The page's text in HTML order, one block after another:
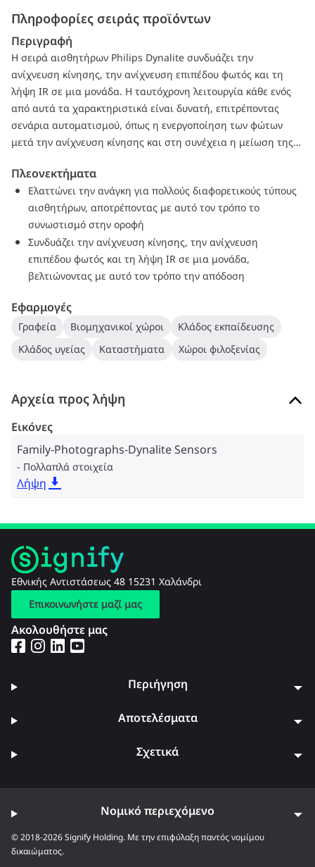
Πληροφορίες σειράς προϊόντων
Περιγραφή
Η σειρά αισθητήρων Philips Dynalite συνδυάζει την
ανίχνευση κίνησης, την ανίχνευση επιπέδου φωτός και τη
λήψη IR σε μια μονάδα. Η ταυτόχρονη λειτουργία κάθε ενός
από αυτά τα χαρακτηριστικά είναι δυνατή, επιτρέποντας
σενάρια αυτοματισμού, όπως η ενεργοποίηση των φώτων
μετά την ανίχνευση κίνησης και στη συνέχεια η μείωση της
φωτός, εξασφαλίζοντας με αυτό τον τρόπο επιπλέον
εξοικονόμηση ενέργειας. Με το συνδυασμό κάθε μιας από
αυτές τις λειτουργίες σε μια συσκευή, βελτιώνεται η
λειτουργική απόδοση. Κάθε αισθητήρας έχει έναν
ενσωματωμένο μικροεπεξεργαστή, επιτρέποντας λογικές
συναρτήσεις για τον έλεγχο ενός μικρού δωματίου, του
ορόφου ενός κτιρίου ή ενός ολόκληρου κτιρίου. Όλοι οι
DyNet και καθώς είναι πλήρως προγραμματιζόμενοι εξ
αποστάσεως, μπορούν να διαμορφώνονται ώστε να
αυτοματοποιούν και να ελέγχουν έναν ουσιαστικά
Πλεονεκτήματα
Ελαττώνει την ανάγκη για πολλούς διαφορετικούς τύπους
αισθητήρων, αποτρέποντας με αυτό τον τρόπο το
συνωστισμό στην οροφή
Συνδυάζει την ανίχνευση κίνησης, την ανίχνευση
επιπέδου φωτός και τη λήψη IR σε μια μονάδα,
βελτιώνοντας με αυτό τον τρόπο την απόδοση
Εφαρμογές
Γραφεία Βιομηχανικοί χώροι
Κλάδος εκπαίδευσης
Κλάδος υγείας
Καταστήματα Χώροι φιλοξενίας
Αρχεία προς λήψη
Εικόνες
Family-Photographs-Dynalite Sensors
Πολλαπλά στοιχεία
Λήψη
Εθνικής Αντιστάσεως 48 15231 Χαλάνδρι
Επικοινωνήστε μαζί μας
Ακολουθήστε μας
Περιήγηση
Αποτελέσματα
Σχετικά
© 2018-2026 Signify Holding. Με την επιφύλαξη παντός νομίμου
δικαιώματος.
Νομικό περιεχόμενο